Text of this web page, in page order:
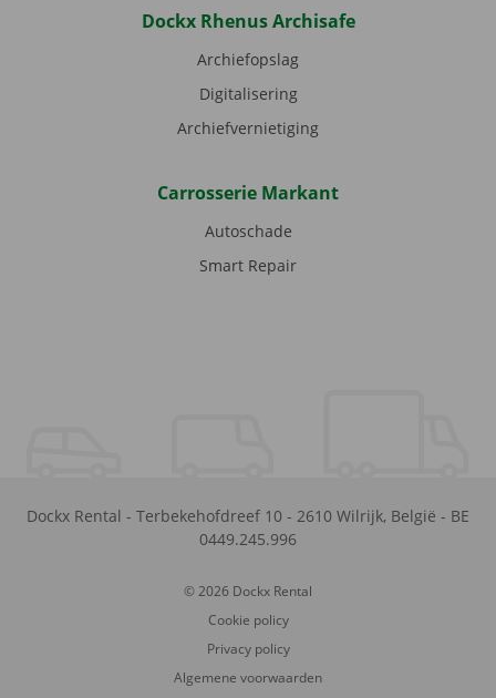
Dockx Rhenus Archisafe
Archiefopslag
Digitalisering
Archiefvernietiging
Carrosserie Markant
Autoschade
Smart Repair
Dockx Rental - Terbekehofdreef 10 - 2610 Wilrijk, België - BE
0449.245.996
© 2026 Dockx Rental
Cookie policy
Privacy policy
Algemene voorwaarden